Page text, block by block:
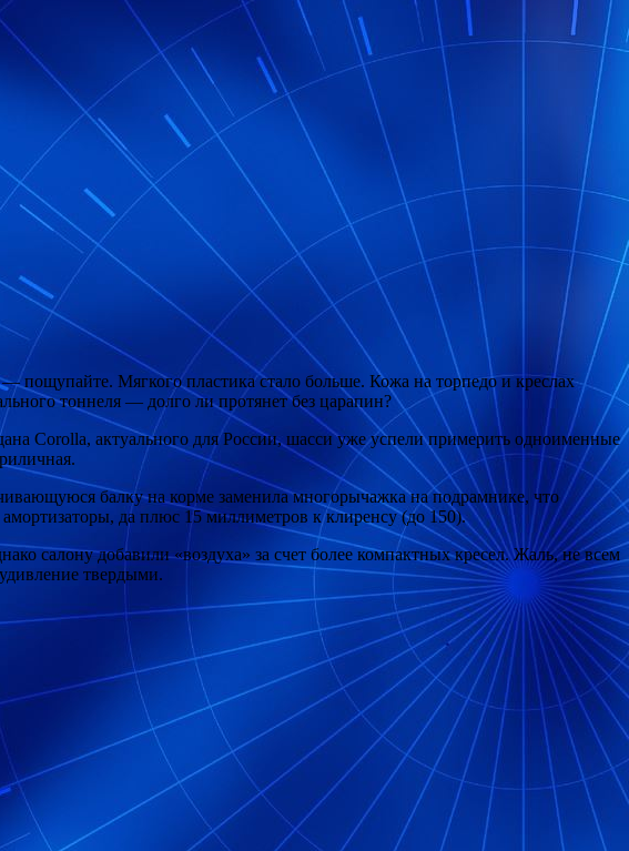
пощупайте. Мягкого пластика стало больше. Кожа на торпедо и креслах
тоннеля — долго ли протянет без царапин?
Corolla, актуального для России, шасси уже успели примерить одноименные
балку на корме заменила многорычажка на подрамнике, что
да плюс 15 миллиметров к клиренсу (до 150).
салону добавили «воздуха» за счет более компактных кресел. Жаль, не всем
твердыми.